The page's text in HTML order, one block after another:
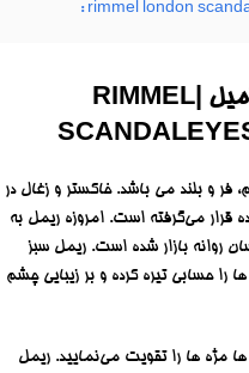
ریمل فلکس اسکندل ایز لندن 12میل |RIMMEL
فر و بلند می باشد. خاکستر و زغال در
قرار می‌گرفته است. امروزه ریمل به
روانه بازار شده است. ریمل سبز
را حسابی تیره کرده و بر زیبایی چشم
ها مژه ها را تقویت می‌نمایید. ریمل